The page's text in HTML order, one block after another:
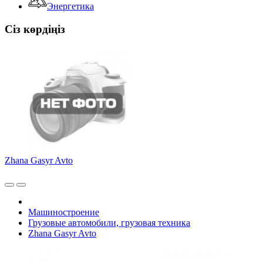
Энергетика
Сіз көрдіңіз
Zhana Gasyr Avto
Машиностроение
Грузовые автомобили, грузовая техника
Zhana Gasyr Avto